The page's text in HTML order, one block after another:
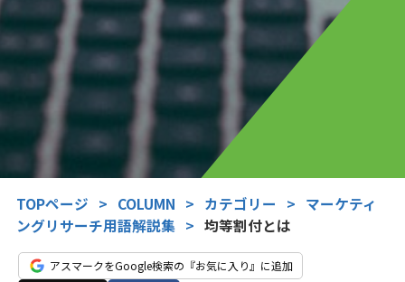
TOPページ > COLUMN > カテゴリー > マーケティ
ングリサーチ用語解説集 > 均等割付とは
アスマークをGoogle検索の『お気に入り』に追加